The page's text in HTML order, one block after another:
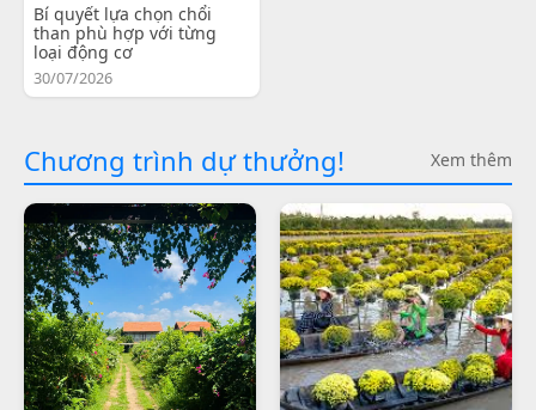
Bí quyết lựa chọn chổi
than phù hợp với từng
loại động cơ
30/07/2026
Chương trình dự thưởng! Xem thêm